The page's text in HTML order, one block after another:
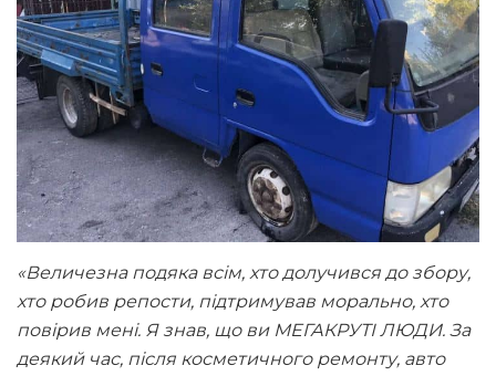
«Величезна подяка всім, хто долучився до збору,
хто робив репости, підтримував морально, хто
повірив мені. Я знав, що ви МЕГАКРУТІ ЛЮДИ. За
деякий час, після косметичного ремонту, авто